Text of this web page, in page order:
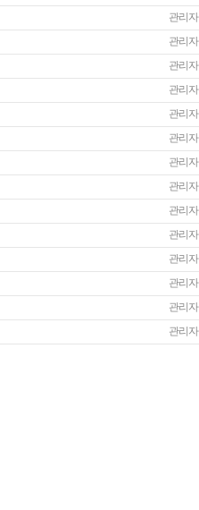
관리자
관리자
관리자
관리자
관리자
관리자
관리자
관리자
관리자
관리자
관리자
관리자
관리자
관리자